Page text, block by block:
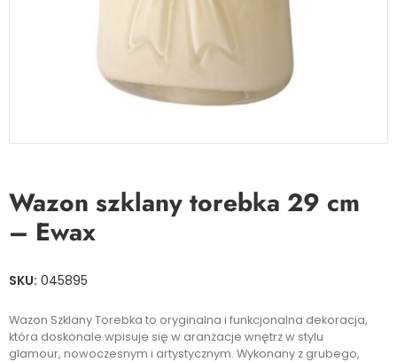
Wazon szklany torebka 29 cm
– Ewax
SKU: 045895
Wazon Szklany Torebka to oryginalna i funkcjonalna dekoracja,
która doskonale wpisuje się w aranżacje wnętrz w stylu
glamour, nowoczesnym i artystycznym. Wykonany z grubego,